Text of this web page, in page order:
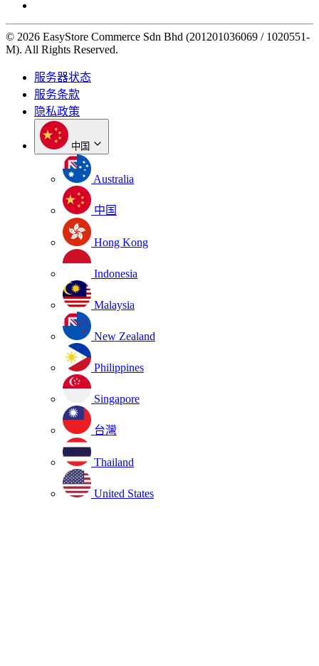
© 2026 EasyStore Commerce Sdn Bhd (201201036069 / 1020551-
M). All Rights Reserved.
服务器状态
服务条款
隐私政策
中国
Australia
中国
Hong Kong
Indonesia
Malaysia
New Zealand
Philippines
Singapore
台灣
Thailand
United States